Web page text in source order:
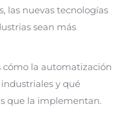
las nuevas tecnologías
sean más
cómo la automatización
y qué
que la implementan.